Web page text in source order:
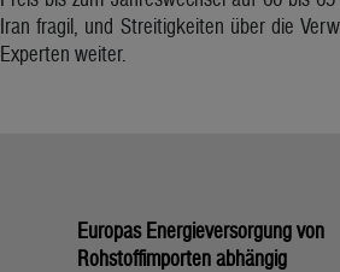
Iran fragil, und Streitigkeiten über die
Experten weiter.
Europas Energieversorgung von
Rohstoffimporten abhängig